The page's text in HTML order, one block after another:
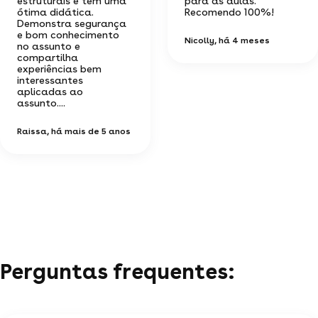
ótima didática.
Demonstra segurança
e bom conhecimento
no assunto e
compartilha
experiências bem
interessantes
aplicadas ao
assunto....
Raissa, há mais de 5 anos
Recomendo 100%!
Nicolly, há 4 meses
Perguntas frequentes: